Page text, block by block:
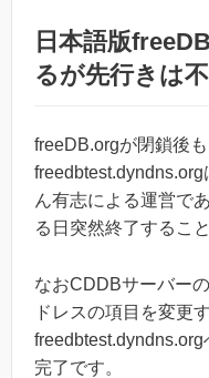
日本語版
るが先行きは
freeDB.orgが閉鎖後
ん有志による運営で
る日突然終了するこ
なおCDDBサーバー
ドレスの項目を変更
完了です。